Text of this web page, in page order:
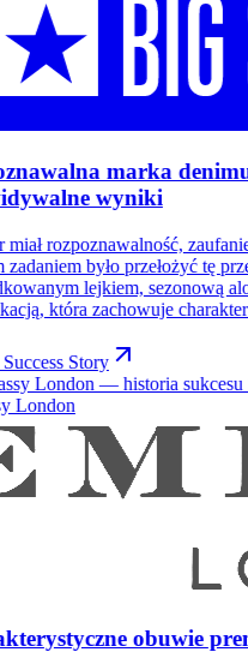
marka
wyniki
miał rozpoznawalność,
zadaniem było przełożyć tę
lejkiem, sezonową
która zachowuje
Story
London
obuwie